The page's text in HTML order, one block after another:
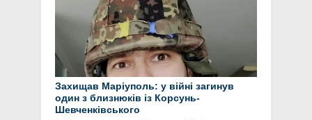
Захищав Маріуполь: у війні загинув
один з близнюків із Корсунь-
Шевченківського